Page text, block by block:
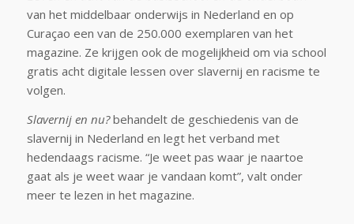
van het middelbaar onderwijs in Nederland en op
Curaçao een van de 250.000 exemplaren van het
magazine. Ze krijgen ook de mogelijkheid om via school
gratis acht digitale lessen over slavernij en racisme te
volgen.
Slavernijen nu?behandelt de geschiedenis van de
slavernij in Nederland en legt het verband met
hedendaags racisme. “Je weet pas waar je naartoe
gaat als je weet waar je vandaan komt”, valt onder
meer te lezen in het magazine.